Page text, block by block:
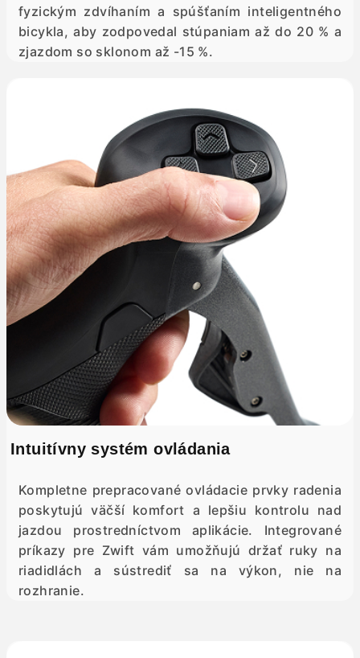
fyzickým zdvíhaním a spúšťaním inteligentného
bicykla, aby zodpovedal stúpaniam až do 20 % a
zjazdom so sklonom až -15 %.
Intuitívny systém ovládania
Kompletne prepracované ovládacie prvky radenia
poskytujú väčší komfort a lepšiu kontrolu nad
jazdou prostredníctvom aplikácie. Integrované
príkazy pre Zwift vám umožňujú držať ruky na
riadidlách a sústrediť sa na výkon, nie na
rozhranie.